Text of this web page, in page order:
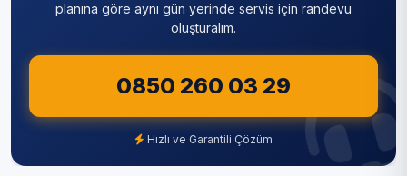
planına göre aynı gün yerinde servis için randevu
oluşturalım.
0850 260 03 29
Hızlı ve Garantili Çözüm